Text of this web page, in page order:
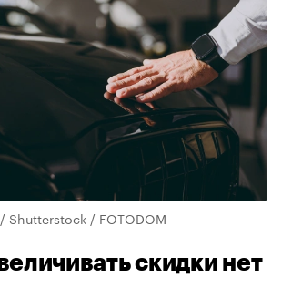
Shutterstock / FOTODOM
скидки нет